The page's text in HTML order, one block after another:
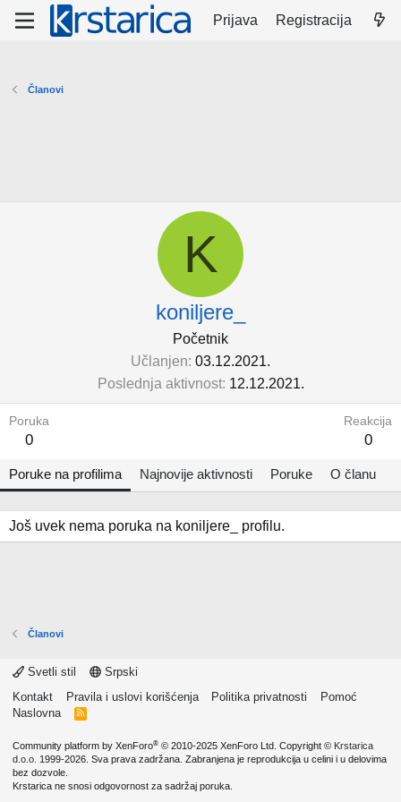
Prijava Registracija
Članovi
K
koniljere_
Početnik
Učlanjen 03.12.2021.
Poslednja aktivnost 12.12.2021.
Poruka
0
Reakcija
0
Poruke na profilima Najnovije aktivnosti Poruke O članu
Još uvek nema poruka na koniljere_ profilu.
Članovi
Svetli stil
Srpski
Kontakt
Pravila i uslovi korišćenja Politika privatnosti
Pomoć
Naslovna
R
Community platform by XenForo® © 2010-2025 XenForo Ltd. Copyright © Krstarica
d.o.o. 1999-2026. Sva prava zadržana. Zabranjena je reprodukcija u celini i u delovima
bez dozvole.
Krstarica ne snosi odgovornost za sadržaj poruka.